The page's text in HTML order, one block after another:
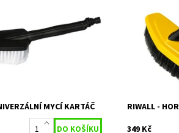
Momentálně
nedostupné
11853
RIWALL
MYCÍ KARTÁČ
Universální
modelům
Dostupnost:
Značka:
Záruka:
RIWALL -
349 Kč